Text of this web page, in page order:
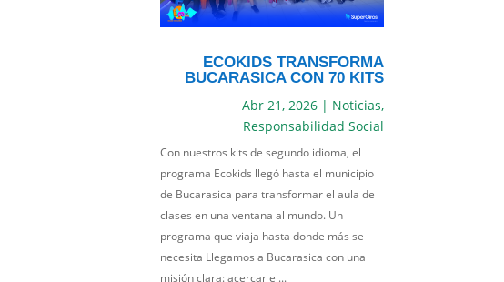
ECOKIDS TRANSFORMA
BUCARASICA CON 70 KITS
Abr 21, 2026| Noticias,
Responsabilidad Social
Con nuestros kits de segundo idioma, el
programa Ecokids llegó hasta el municipio
de Bucarasica para transformar el aula de
clases en una ventana al mundo. Un
programa que viaja hasta donde más se
necesita Llegamos a Bucarasica con una
misión clara: acercar el...